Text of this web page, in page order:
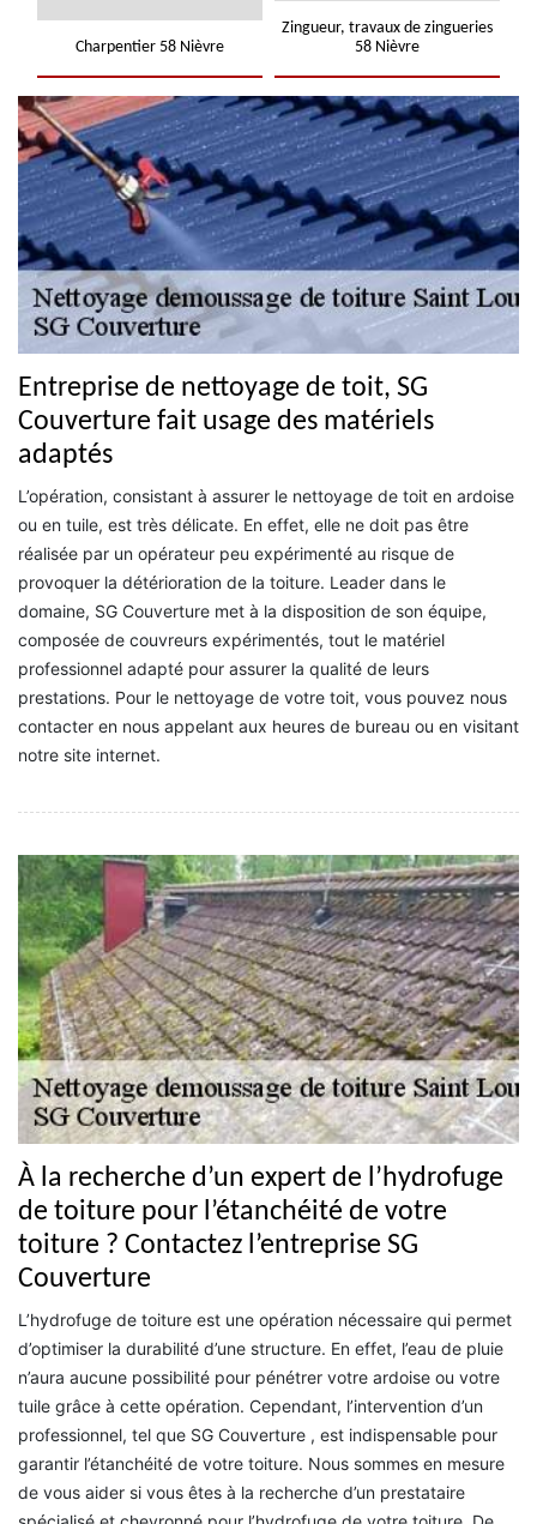
Charpentier 58 Nièvre
Zingueur, travaux de zingueries
58 Nièvre
Entreprise de nettoyage de toit, SG
Couverture fait usage des matériels
adaptés
L’opération, consistant à assurer le nettoyage de toit en ardoise
ou en tuile, est très délicate. En effet, elle ne doit pas être
réalisée par un opérateur peu expérimenté au risque de
provoquer la détérioration de la toiture. Leader dans le
domaine, SG Couverture met à la disposition de son équipe,
composée de couvreurs expérimentés, tout le matériel
professionnel adapté pour assurer la qualité de leurs
prestations. Pour le nettoyage de votre toit, vous pouvez nous
contacter en nous appelant aux heures de bureau ou en visitant
notre site internet.
À la recherche d’un expert de l’hydrofuge
de toiture pour l’étanchéité de votre
toiture ? Contactez l’entreprise SG
Couverture
L’hydrofuge de toiture est une opération nécessaire qui permet
d’optimiser la durabilité d’une structure. En effet, l’eau de pluie
n’aura aucune possibilité pour pénétrer votre ardoise ou votre
tuile grâce à cette opération. Cependant, l’intervention d’un
professionnel, tel que SG Couverture , est indispensable pour
garantir l’étanchéité de votre toiture. Nous sommes en mesure
de vous aider si vous êtes à la recherche d’un prestataire